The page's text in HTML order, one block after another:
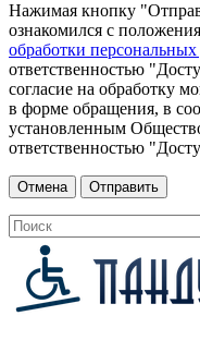
Нажимая кнопку
ознакомился с
обработки
ответственностью
согласие на обработку
в форме обращения, в
установленным
ответственностью